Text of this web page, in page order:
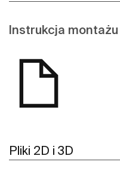
Instrukcja montażu
Pliki 2D i 3D